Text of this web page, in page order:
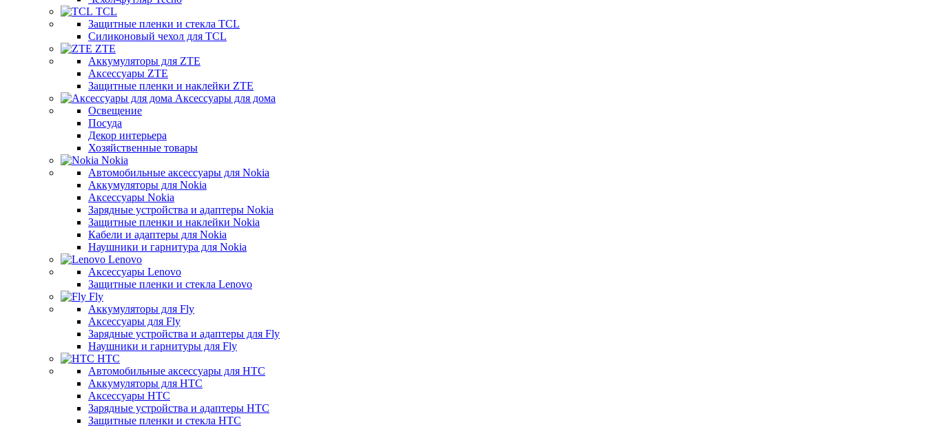
TCL
Защитные пленки и стекла TCL
Силиконовый чехол для TCL
ZTE
Аккумуляторы для ZTE
Аксессуары ZTE
Защитные пленки и наклейки ZTE
Аксессуары для дома
Освещение
Посуда
Декор интерьера
Хозяйственные товары
Nokia
Автомобильные аксессуары для Nokia
Аккумуляторы для Nokia
Аксессуары Nokia
Зарядные устройства и адаптеры Nokia
Защитные пленки и наклейки Nokia
Кабели и адаптеры для Nokia
Наушники и гарнитура для Nokia
Lenovo
Аксессуары Lenovo
Защитные пленки и стекла Lenovo
Fly
Аккумуляторы для Fly
Аксессуары для Fly
Зарядные устройства и адаптеры для Fly
Наушники и гарнитуры для Fly
HTC
Автомобильные аксессуары для HTC
Аккумуляторы для HTC
Аксессуары HTC
Зарядные устройства и адаптеры HTC
Защитные пленки и стекла HTC